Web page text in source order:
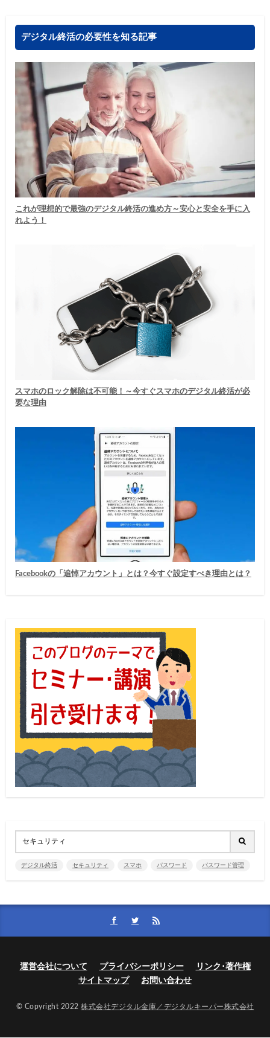
デジタル終活の必要性を知る記事
これが理想的で最強のデジタル終活の進め方～安心と安全を手に入
れよう！
スマホのロック解除は不可能！～今すぐスマホのデジタル終活が必
要な理由
Facebookの「追悼アカウント」とは？今すぐ設定すべき理由とは？
デジタル終活 セキュリティ スマホ パスワード パスワード管理
運営会社について プライバシーポリシー
リンク･著作権
サイトマップ
お問い合わせ
© Copyright 2022 株式会社デジタル金庫／デジタルキーパー株式会社